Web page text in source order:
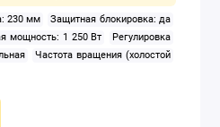
230 мм
Защитная блокировка: да
мощность: 1 250 Вт
Регулировка
Частота вращения (холостой